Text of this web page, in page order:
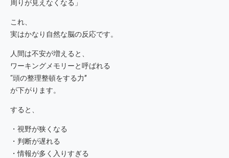
周りが見えなくなる」
これ、
実はかなり自然な脳の反応です。
人間は不安が増えると、
ワーキングメモリーと呼ばれる
“頭の整理整頓をする力”
が下がります。
すると、
・視野が狭くなる
・判断が遅れる
・情報が多く入りすぎる